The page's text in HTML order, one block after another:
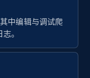
account, Is
中编辑与调试爬
。